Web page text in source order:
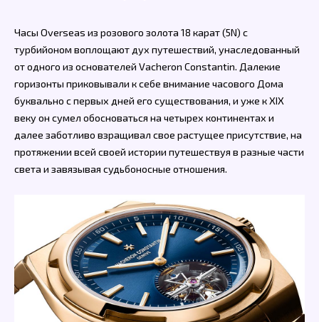
Часы Overseas из розового золота 18 карат (5N) с
турбийоном воплощают дух путешествий, унаследованный
от одного из основателей Vacheron Constantin. Далекие
горизонты приковывали к себе внимание часового Дома
буквально с первых дней его существования, и уже к XIX
веку он сумел обосноваться на четырех континентах и
далее заботливо взращивал свое растущее присутствие, на
протяжении всей своей истории путешествуя в разные части
света и завязывая судьбоносные отношения.